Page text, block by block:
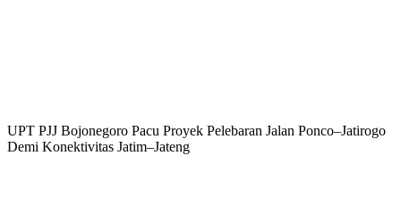
UPT PJJ Bojonegoro Pacu Proyek Pelebaran Jalan Ponco–Jatirogo
Demi Konektivitas Jatim–Jateng